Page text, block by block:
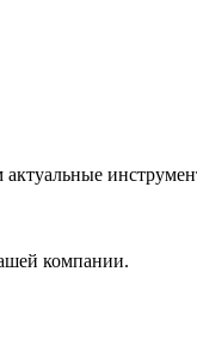
компании.